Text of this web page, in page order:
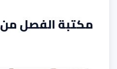
مكتبة الفصل من